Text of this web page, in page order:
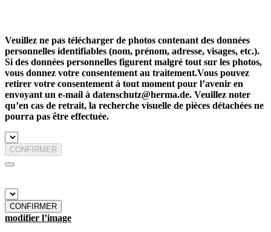
Veuillez ne pas télécharger de photos contenant des données
personnelles identifiables (nom, prénom, adresse, visages, etc.).
Si des données personnelles figurent malgré tout sur les photos,
vous donnez votre consentement au traitement.Vous pouvez
retirer votre consentement à tout moment pour l’avenir en
envoyant un e-mail à datenschutz@herma.de. Veuillez noter
qu’en cas de retrait, la recherche visuelle de pièces détachées ne
pourra pas être effectuée.
CONFIRMER
CONFIRMER
modifier l’image